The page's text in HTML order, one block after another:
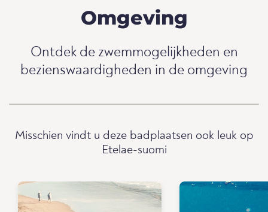
Omgeving
Ontdek de zwemmogelijkheden en
bezienswaardigheden in de omgeving
Misschien vindt u deze badplaatsen ook leuk op
Etelae-suomi